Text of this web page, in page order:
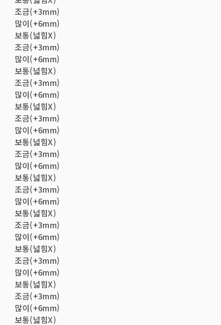
조금(+3mm)
많이(+6mm)
보통(넓힘X)
조금(+3mm)
많이(+6mm)
보통(넓힘X)
조금(+3mm)
많이(+6mm)
보통(넓힘X)
조금(+3mm)
많이(+6mm)
보통(넓힘X)
조금(+3mm)
많이(+6mm)
보통(넓힘X)
조금(+3mm)
많이(+6mm)
보통(넓힘X)
조금(+3mm)
많이(+6mm)
보통(넓힘X)
조금(+3mm)
많이(+6mm)
보통(넓힘X)
조금(+3mm)
많이(+6mm)
보통(넓힘X)